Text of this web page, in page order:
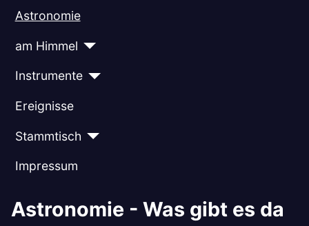
Astronomie
am Himmel
Instrumente
Ereignisse
Stammtisch
Impressum
Astronomie - Was gibt es da